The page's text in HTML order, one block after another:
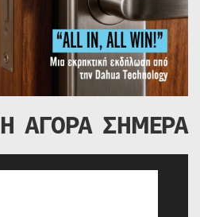
Η ΑΓΟΡΑ ΣΗΜΕΡΑ